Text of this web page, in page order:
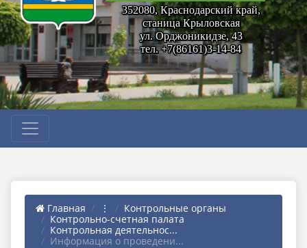
352080, Краснодарский край,
станица Крыловская
ул. Орджоникидзе, 43
тел. +7(86161)3-14-84
Главная ⋮
Контрольные органы
Контрольно-счетная палата
Контрольная деятельнос...
Информация о проведени...